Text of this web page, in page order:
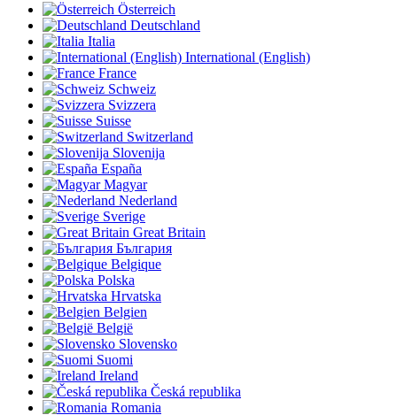
Österreich
Deutschland
Italia
International (English)
France
Schweiz
Svizzera
Suisse
Switzerland
Slovenija
España
Magyar
Nederland
Sverige
Great Britain
България
Belgique
Polska
Hrvatska
Belgien
België
Slovensko
Suomi
Ireland
Česká republika
Romania